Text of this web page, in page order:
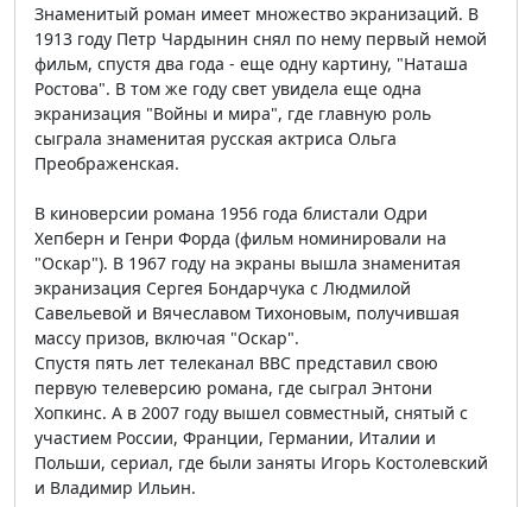
Знаменитый роман имеет множество экранизаций. В
1913 году Петр Чардынин снял по нему первый немой
фильм, спустя два года - еще одну картину, "Наташа
Ростова". В том же году свет увидела еще одна
экранизация "Войны и мира", где главную роль
сыграла знаменитая русская актриса Ольга
Преображенская.
В киноверсии романа 1956 года блистали Одри
Хепберн и Генри Форда (фильм номинировали на
"Оскар"). В 1967 году на экраны вышла знаменитая
экранизация Сергея Бондарчука с Людмилой
Савельевой и Вячеславом Тихоновым, получившая
массу призов, включая "Оскар".
Спустя пять лет телеканал ВВС представил свою
первую телеверсию романа, где сыграл Энтони
Хопкинс. А в 2007 году вышел совместный, снятый с
участием России, Франции, Германии, Италии и
Польши, сериал, где были заняты Игорь Костолевский
и Владимир Ильин.